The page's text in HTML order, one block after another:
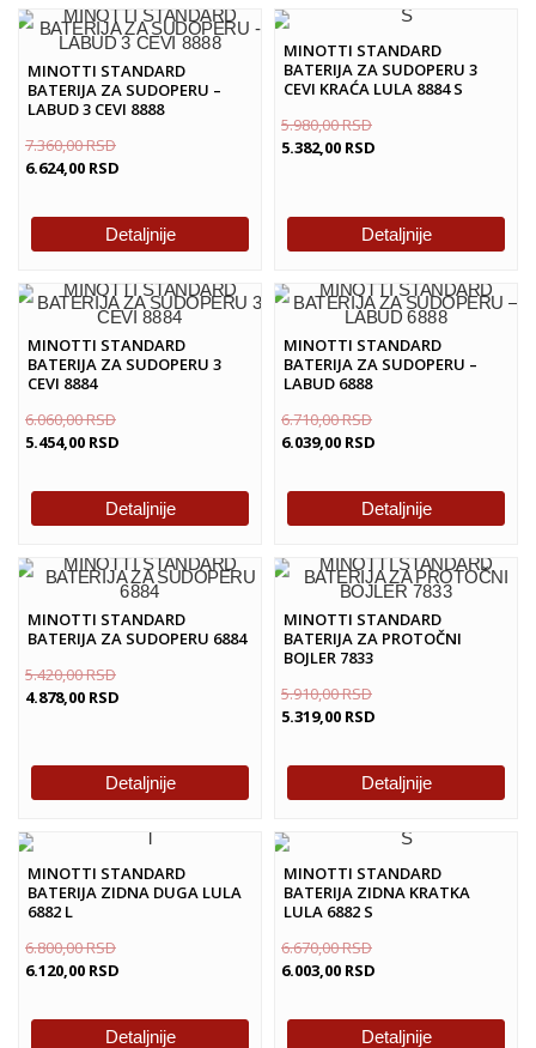
MINOTTI STANDARD
BATERIJA ZA SUDOPERU –
LABUD 3 CEVI 8888
7.360,00RSD
6.624,00 RSD
Detaljnije
MINOTTI STANDARD
BATERIJA ZA SUDOPERU 3
CEVI KRAĆA LULA 8884 S
5.980,00RSD
5.382,00 RSD
Detaljnije
MINOTTI STANDARD
BATERIJA ZA SUDOPERU 3
CEVI 8884
6.060,00RSD
5.454,00 RSD
Detaljnije
MINOTTI STANDARD
BATERIJA ZA SUDOPERU –
LABUD 6888
6.710,00RSD
6.039,00 RSD
Detaljnije
MINOTTI STANDARD
BATERIJA ZA SUDOPERU 6884
5.420,00RSD
4.878,00 RSD
Detaljnije
MINOTTI STANDARD
BATERIJA ZA PROTOČNI
BOJLER 7833
5.910,00RSD
5.319,00 RSD
Detaljnije
MINOTTI STANDARD
BATERIJA ZIDNA DUGA LULA
6882 L
6.800,00RSD
6.120,00 RSD
Detaljnije
MINOTTI STANDARD
BATERIJA ZIDNA KRATKA
LULA 6882 S
6.670,00RSD
6.003,00 RSD
Detaljnije